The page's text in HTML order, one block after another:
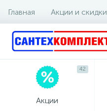
Главная Акции и скидки
Акции
42